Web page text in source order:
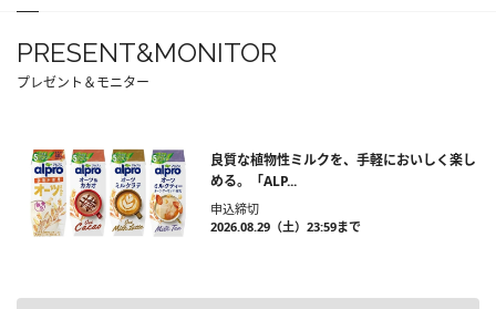
PRESENT&MONITOR
プレゼント＆モニター
良質な植物性ミルクを、手軽においしく楽し
める。「ALP...
申込締切
2026.08.29（土）23:59まで